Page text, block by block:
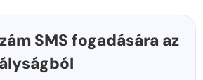
SMS fogadására az